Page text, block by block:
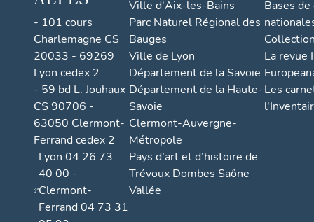
- 101 cours
Charlemagne CS
20033 - 69269
Lyon cedex 2
- 59 bd L. Jouhaux
CS 90706 -
63050 Clermont-
Ferrand cedex 2
Lyon 04 26 73
40 00 -
Clermont-
Ferrand 04 73 31
Ville d'Aix-les-Bains
Parc Naturel Régional des
Bauges
Ville de Lyon
Département de la Savoie
Département de la Haute-
Savoie
Clermont-Auvergne-
Métropole
Pays d’art et d’histoire de
Trévoux Dombes Saône
Vallée
Bases
La revue
Les